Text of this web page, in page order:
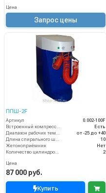
Цена
Запрос цены
ППШ-2F
Артикул
0.002-100F
Есть
от -25 до +40
10
Жетоноприёмник
Нет
2
Цена
87 000 руб.
Купить